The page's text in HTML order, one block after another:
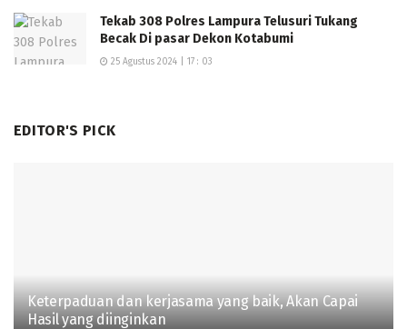
Tekab 308 Polres Lampura Telusuri Tukang
Becak Di pasar Dekon Kotabumi
25 Agustus 2024 | 17 : 03
EDITOR'S PICK
Keterpaduan dan kerjasama yang baik, Akan Capai
Hasil yang diinginkan